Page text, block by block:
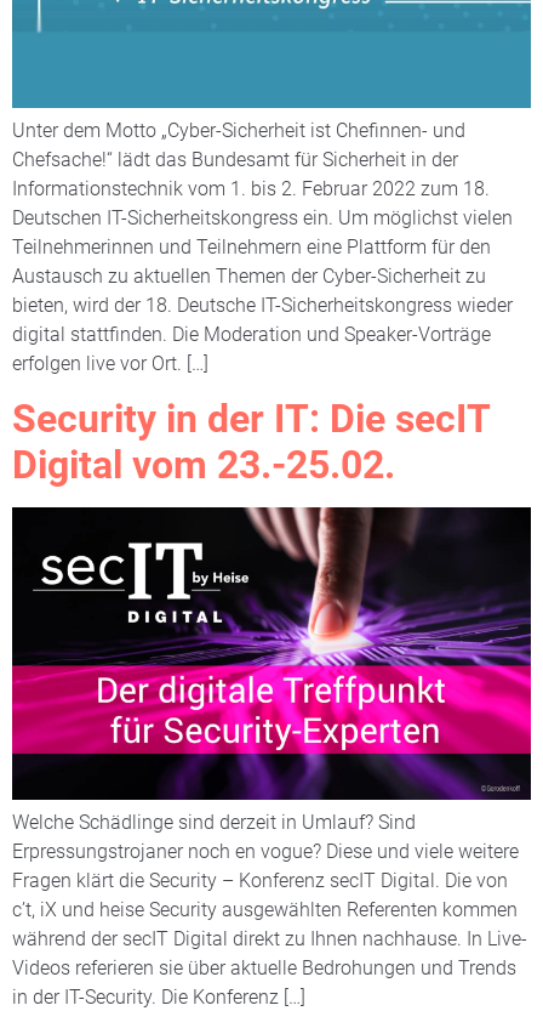
Unter dem Motto „Cyber-Sicherheit ist Chefinnen- und
Chefsache!“ lädt das Bundesamt für Sicherheit in der
Informationstechnik vom 1. bis 2. Februar 2022 zum 18.
Deutschen IT-Sicherheitskongress ein. Um möglichst vielen
Teilnehmerinnen und Teilnehmern eine Plattform für den
Austausch zu aktuellen Themen der Cyber-Sicherheit zu
bieten, wird der 18. Deutsche IT-Sicherheitskongress wieder
digital stattfinden. Die Moderation und Speaker-Vorträge
erfolgen live vor Ort. […]
Security in der IT: Die secIT
Digital vom 23.-25.02.
Welche Schädlinge sind derzeit in Umlauf? Sind
Erpressungstrojaner noch en vogue? Diese und viele weitere
Fragen klärt die Security – Konferenz secIT Digital. Die von
c’t, iX und heise Security ausgewählten Referenten kommen
während der secIT Digital direkt zu Ihnen nachhause. In Live-
Videos referieren sie über aktuelle Bedrohungen und Trends
in der IT-Security. Die Konferenz […]